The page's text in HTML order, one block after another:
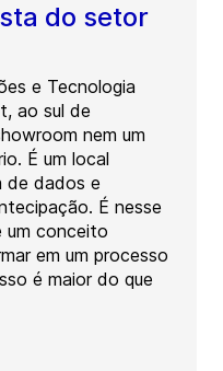
do setor
e Tecnologia
ao sul de
nem um
É um local
de dados e
É nesse
um conceito
em um processo
é maior do que